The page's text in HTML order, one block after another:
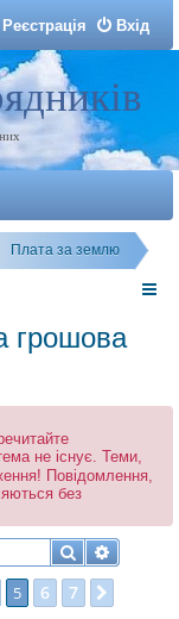
Вхід
Реєстрація
Плата за землю
грошова
не існує. Теми,
Повідомлення,
без
Пошук
5 6 7